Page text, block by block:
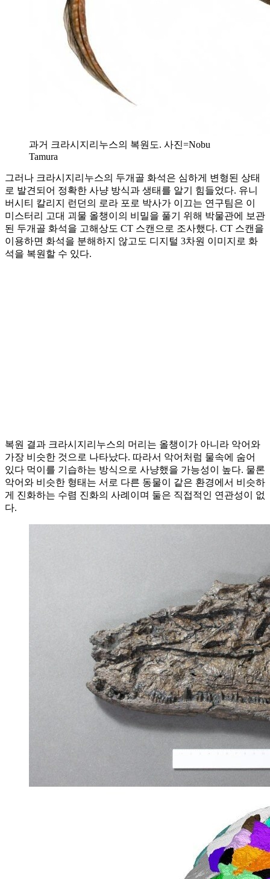
과거 크라시지리누스의 복원도. 사진=Nobu
Tamura
그러나 크라시지리누스의 두개골 화석은 심하게 변형된 상태
로 발견되어 정확한 사냥 방식과 생태를 알기 힘들었다. 유니
버시티 칼리지 런던의 로라 포로 박사가 이끄는 연구팀은 이
미스터리 고대 괴물 올챙이의 비밀을 풀기 위해 박물관에 보관
된 두개골 화석을 고해상도 CT 스캔으로 조사했다. CT 스캔을
이용하면 화석을 분해하지 않고도 디지털 3차원 이미지로 화
석을 복원할 수 있다.
복원 결과 크라시지리누스의 머리는 올챙이가 아니라 악어와
가장 비슷한 것으로 나타났다. 따라서 악어처럼 물속에 숨어
있다 먹이를 기습하는 방식으로 사냥했을 가능성이 높다. 물론
악어와 비슷한 형태는 서로 다른 동물이 같은 환경에서 비슷하
게 진화하는 수렴 진화의 사례이며 둘은 직접적인 연관성이 없
다.